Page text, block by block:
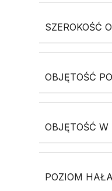
SZEROKOŚĆ
OBJĘTOŚĆ
OBJĘTOŚĆ
POZIOM